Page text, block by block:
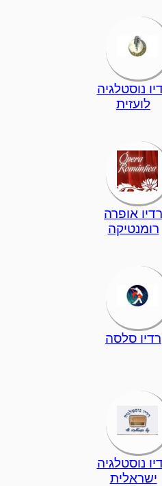
נוסטלגיה
לועזית
רדיו אופרה
רומנטיקה
רדיו סלסה
נוסטלגיה
ישראלית